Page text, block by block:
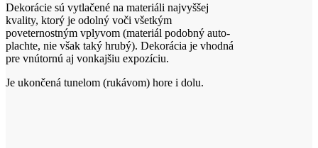
Dekorácie sú vytlačené na materiáli najvyššej
kvality, ktorý je odolný voči všetkým
poveternostným vplyvom (materiál podobný auto-
plachte, nie však taký hrubý). Dekorácia je vhodná
pre vnútornú aj vonkajšiu expozíciu.
Je ukončená tunelom (rukávom) hore i dolu.